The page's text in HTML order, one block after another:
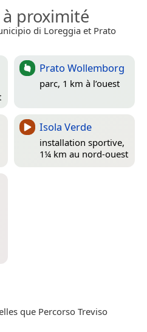
proximité
di Loreggia et Prato
Prato Wollemborg
parc, 1 km à l’ouest
Isola Verde
installation sportive,
1¼ km au nord-ouest
que Percorso Treviso